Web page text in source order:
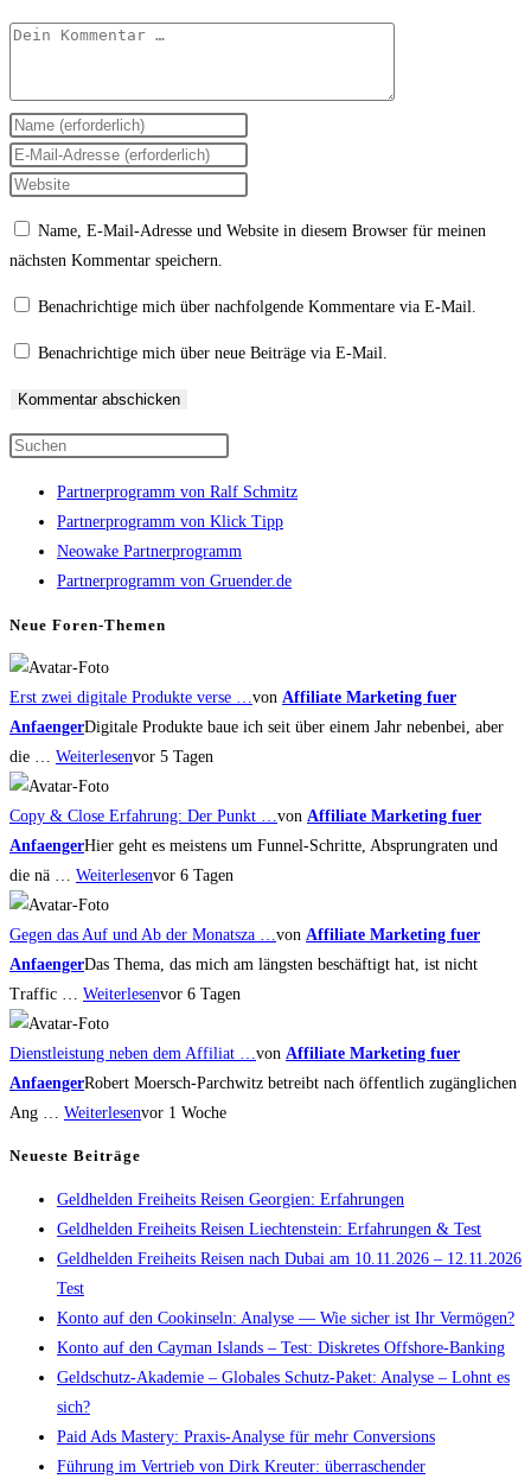
Kommentar
Gib
deinen
Namen
Benutzernamen
Kommentieren
Gib
deine
zum
ein
Gib
ein
Name, E-Mail-Adresse und Website in diesem Browser für meinen
nächsten Kommentar speichern.
Benachrichtige mich über nachfolgende Kommentare via E-Mail.
Benachrichtige mich über neue Beiträge via E-Mail.
to
close
the
search
Partnerprogramm von Ralf Schmitz
Partnerprogramm von Klick Tipp
Neowake Partnerprogramm
Partnerprogramm von Gruender.de
Neue Foren-Themen
Erst zwei digitale Produkte verse … von Affiliate Marketing fuer
AnfaengerDigitale Produkte baue ich seit über einem Jahr nebenbei, aber
die … Weiterlesenvor 5 Tagen
Copy & Close Erfahrung: Der Punkt … von Affiliate Marketing fuer
AnfaengerHier geht es meistens um Funnel-Schritte, Absprungraten und
die nä … Weiterlesenvor 6 Tagen
Gegen das Auf und Ab der Monatsza … von Affiliate Marketing fuer
AnfaengerDas Thema, das mich am längsten beschäftigt hat, ist nicht
Traffic … Weiterlesenvor 6 Tagen
Dienstleistung neben dem Affiliat … von Affiliate Marketing fuer
AnfaengerRobert Moersch-Parchwitz betreibt nach öffentlich zugänglichen
Ang … Weiterlesenvor 1 Woche
Neueste Beiträge
Geldhelden Freiheits Reisen Georgien: Erfahrungen
Geldhelden Freiheits Reisen Liechtenstein: Erfahrungen & Test
Geldhelden Freiheits Reisen nach Dubai am 10.11.2026 – 12.11.2026
Test
Konto auf den Cookinseln: Analyse — Wie sicher ist Ihr Vermögen?
Konto auf den Cayman Islands – Test: Diskretes Offshore-Banking
Geldschutz-Akademie – Globales Schutz-Paket: Analyse – Lohnt es
sich?
Paid Ads Mastery: Praxis-Analyse für mehr Conversions
Führung im Vertrieb von Dirk Kreuter: überraschender